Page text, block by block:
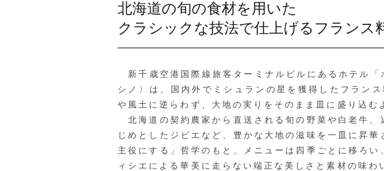
北海道の旬の食材を用いた
クラシックな技法で仕上げるフランス
新千歳空港国際線旅客ターミナルビルにあるホテル
シノ〉は、国内外でミシュランの星を獲得したフラン
や風土に逆らわず、大地の実りをそのまま皿に盛り込む
北海道の契約農家から直送される旬の野菜や白老牛、
じめとしたジビエなど、豊かな大地の滋味を一皿に昇
主役にする」哲学のもと、メニューは四季ごとに移ろ
ィシエによる華美に走らない端正な美しさと素材の味